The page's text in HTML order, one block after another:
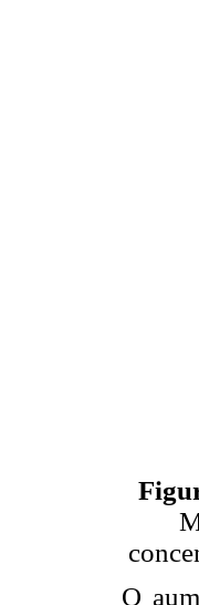
O